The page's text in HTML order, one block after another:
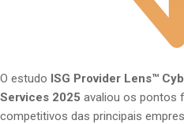
O estudo ISG Provider Lens™
Services 2025 avaliou os pontos
competitivos das principais